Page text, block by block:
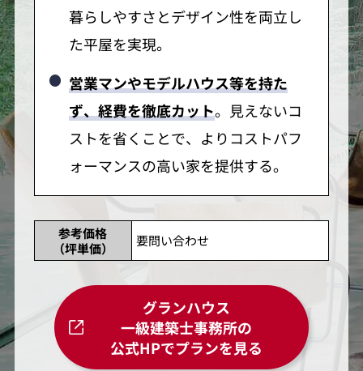
暮らしやすさとデザイン性を両立し
た平屋を実現。
営業マンやモデルハウス等を持た
ず、経費を徹底カット。見えないコ
ストを省くことで、よりコストパフ
ォーマンスの高い家を提供する。
参考価格
（坪単価）
要問い合わせ
グランハウス
一級建築士事務所の
公式HPでプランを見る